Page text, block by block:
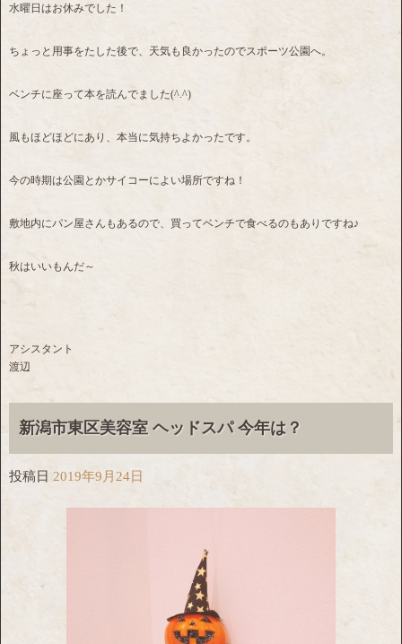
水曜日はお休みでした！
ちょっと用事をたした後で、天気も良かったのでスポーツ公園へ。
ベンチに座って本を読んでました(^.^)
風もほどほどにあり、本当に気持ちよかったです。
今の時期は公園とかサイコーによい場所ですね！
敷地内にパン屋さんもあるので、買ってベンチで食べるのもありですね♪
秋はいいもんだ～
アシスタント
渡辺
新潟市東区美容室 ヘッドスパ 今年は？
投稿日 2019年9月24日